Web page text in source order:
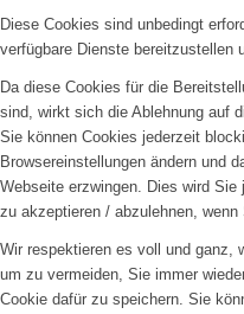
Diese Cookies sind unbedingt
verfügbare Dienste bereitzustellen
Da diese Cookies für die
sind, wirkt sich die Ablehnung auf
Sie können Cookies jederzeit
Browsereinstellungen ändern und
Webseite erzwingen. Dies wird
zu akzeptieren / abzulehnen,
Wir respektieren es voll und ganz,
um zu vermeiden, Sie immer
Cookie dafür zu speichern. Sie